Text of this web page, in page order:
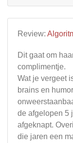
Review:
Dit gaat om
complimentje.
Wat je vergeet
brains en
de afgelopen 5
afgeknapt.
die jaren een